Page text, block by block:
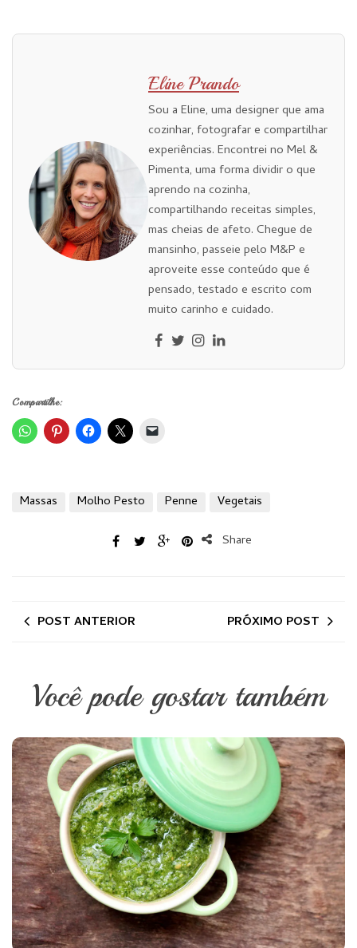
Eline Prando
Sou a Eline, uma designer que ama
cozinhar, fotografar e compartilhar
experiências. Encontrei no Mel &
Pimenta, uma forma dividir o que
aprendo na cozinha,
compartilhando receitas simples,
mas cheias de afeto. Chegue de
mansinho, passeie pelo M&P e
aproveite esse conteúdo que é
pensado, testado e escrito com
muito carinho e cuidado.
Compartilhe:
Massas Molho Pesto Penne Vegetais
Share
POST ANTERIOR PRÓXIMO POST
Você pode gostar também